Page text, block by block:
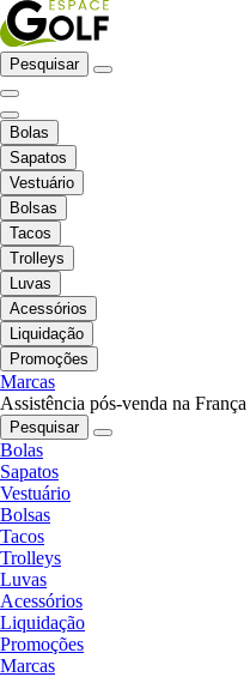
Pesquisar
Bolas
Sapatos
Vestuário
Bolsas
Tacos
Trolleys
Luvas
Acessórios
Liquidação
Promoções
Marcas
Assistência pós-venda na França
Pesquisar
Bolas
Sapatos
Vestuário
Bolsas
Tacos
Trolleys
Luvas
Acessórios
Liquidação
Promoções
Marcas